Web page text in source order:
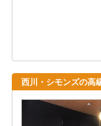
西川・シモンズの高